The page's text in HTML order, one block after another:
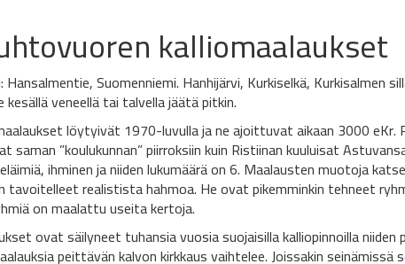
kalliomaalaukset
Hansalmentie, Suomenniemi. Hanhijärvi, Kurkiselkä, Kurkisalmen
kesällä veneellä tai talvella jäätä pitkin.
löytyivät 1970-luvulla ja ne ajoittuvat aikaan 3000 eKr.
saman ”koulukunnan” piirroksiin kuin Ristiinan kuuluisat
ihminen ja niiden lukumäärä on 6. Maalausten muotoja
tavoitelleet realistista hahmoa. He ovat pikemminkin tehneet
on maalattu useita kertoja.
ovat säilyneet tuhansia vuosia suojaisilla kalliopinnoilla
peittävän kalvon kirkkaus vaihtelee. Joissakin